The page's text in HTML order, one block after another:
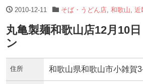
2010-12-11 そば・うどん店, 和歌山 近
丸亀製麺和歌山店12月10
ン
住所 和歌山県和歌山市小雑賀